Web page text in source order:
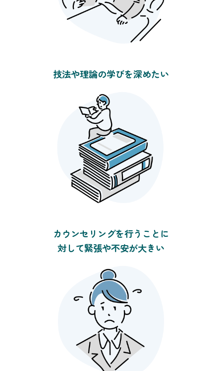
技法や理論の学びを深めたい
カウンセリングを行うことに
対して緊張や不安が大きい